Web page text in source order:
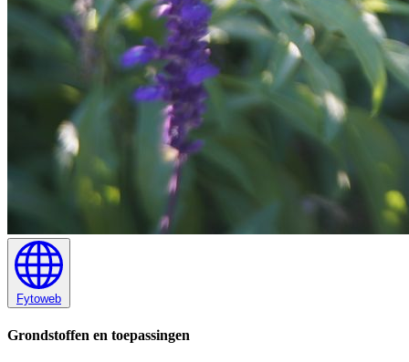
Fytoweb
Grondstoffen en toepassingen